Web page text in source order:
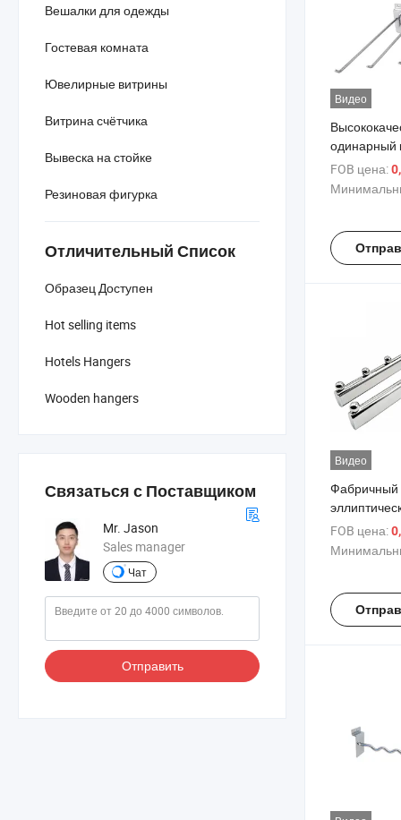
Вешалки для одежды
Гостевая комната
Ювелирные витрины
Витрина счётчика
Вывеска на стойке
Резиновая фигурка
Отличительный Список
Образец Доступен
Hot selling items
Hotels Hangers
Wooden hangers
Связаться с Поставщиком
Mr. Jason
Sales manager
Чат
Отправить
Видео
одинарный
стенда с
золотом,
для
FOB цена:
Видео
Фабричный
слатвола в
FOB цена: